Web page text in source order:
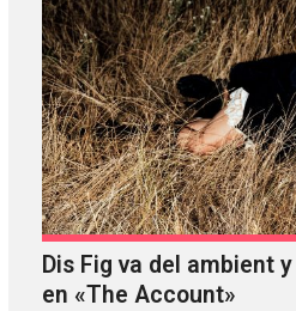
Dis Fig va del ambient
en «The Account»